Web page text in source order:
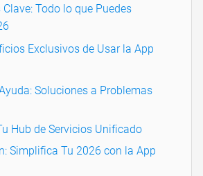
Todo lo que Puedes
Exclusivos de Usar la App
Soluciones a Problemas
Hub de Servicios Unificado
Simplifica Tu 2026 con la App